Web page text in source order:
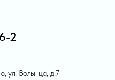
2
ул. Волынца, д.7